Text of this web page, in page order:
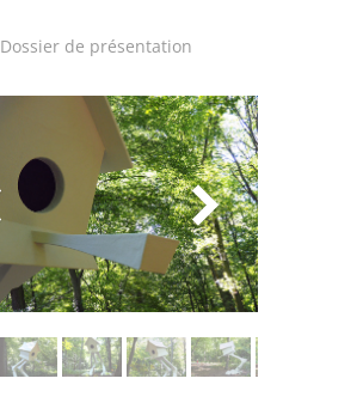
Dossier de présentation